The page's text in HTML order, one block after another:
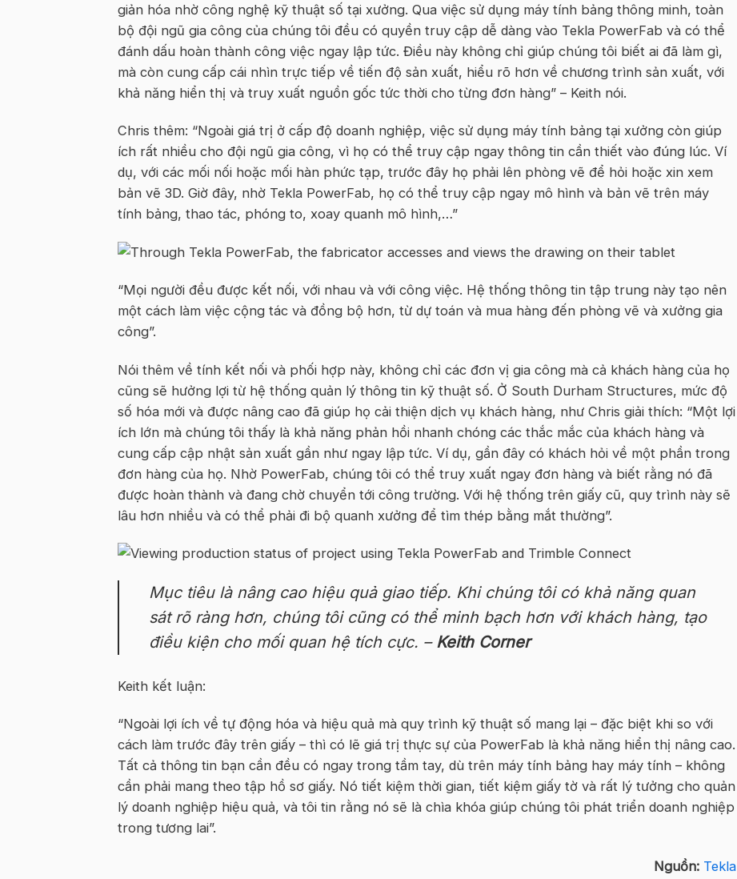
giản hóa nhờ công nghệ kỹ thuật số tại xưởng. Qua việc sử dụng máy tính bảng thông minh, toàn
bộ đội ngũ gia công của chúng tôi đều có quyền truy cập dễ dàng vào Tekla PowerFab và có thể
đánh dấu hoàn thành công việc ngay lập tức. Điều này không chỉ giúp chúng tôi biết ai đã làm gì,
mà còn cung cấp cái nhìn trực tiếp về tiến độ sản xuất, hiểu rõ hơn về chương trình sản xuất, với
khả năng hiển thị và truy xuất nguồn gốc tức thời cho từng đơn hàng” – Keith nói.
Chris thêm: “Ngoài giá trị ở cấp độ doanh nghiệp, việc sử dụng máy tính bảng tại xưởng còn giúp
ích rất nhiều cho đội ngũ gia công, vì họ có thể truy cập ngay thông tin cần thiết vào đúng lúc. Ví
dụ, với các mối nối hoặc mối hàn phức tạp, trước đây họ phải lên phòng vẽ để hỏi hoặc xin xem
bản vẽ 3D. Giờ đây, nhờ Tekla PowerFab, họ có thể truy cập ngay mô hình và bản vẽ trên máy
tính bảng, thao tác, phóng to, xoay quanh mô hình,…”
“Mọi người đều được kết nối, với nhau và với công việc. Hệ thống thông tin tập trung này tạo nên
một cách làm việc cộng tác và đồng bộ hơn, từ dự toán và mua hàng đến phòng vẽ và xưởng gia
công”.
Nói thêm về tính kết nối và phối hợp này, không chỉ các đơn vị gia công mà cả khách hàng của họ
cũng sẽ hưởng lợi từ hệ thống quản lý thông tin kỹ thuật số. Ở South Durham Structures, mức độ
số hóa mới và được nâng cao đã giúp họ cải thiện dịch vụ khách hàng, như Chris giải thích: “Một lợi
ích lớn mà chúng tôi thấy là khả năng phản hồi nhanh chóng các thắc mắc của khách hàng và
cung cấp cập nhật sản xuất gần như ngay lập tức. Ví dụ, gần đây có khách hỏi về một phần trong
đơn hàng của họ. Nhờ PowerFab, chúng tôi có thể truy xuất ngay đơn hàng và biết rằng nó đã
được hoàn thành và đang chờ chuyển tới công trường. Với hệ thống trên giấy cũ, quy trình này sẽ
lâu hơn nhiều và có thể phải đi bộ quanh xưởng để tìm thép bằng mắt thường”.
Mục tiêu là nâng cao hiệu quả giao tiếp. Khi chúng tôi có khả năng quan
sát rõ ràng hơn, chúng tôi cũng có thể minh bạch hơn với khách hàng, tạo
điều kiện cho mối quan hệ tích cực. – Keith Corner
Keith kết luận:
“Ngoài lợi ích về tự động hóa và hiệu quả mà quy trình kỹ thuật số mang lại – đặc biệt khi so với
cách làm trước đây trên giấy – thì có lẽ giá trị thực sự của PowerFab là khả năng hiển thị nâng cao.
Tất cả thông tin bạn cần đều có ngay trong tầm tay, dù trên máy tính bảng hay máy tính – không
cần phải mang theo tập hồ sơ giấy. Nó tiết kiệm thời gian, tiết kiệm giấy tờ và rất lý tưởng cho quản
lý doanh nghiệp hiệu quả, và tôi tin rằng nó sẽ là chìa khóa giúp chúng tôi phát triển doanh nghiệp
trong tương lai”.
Nguồn: Tekla